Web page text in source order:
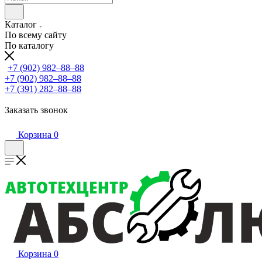
Каталог
По всему сайту
По каталогу
+7 (902) 982‒88‒88
+7 (902) 982‒88‒88
+7 (391) 282‒88‒88
Заказать звонок
Корзина 0
Корзина 0